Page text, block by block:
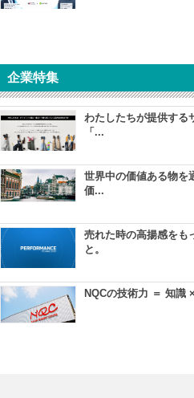
企業特集
わたしたちが提供する
「...
世界中の価値ある物を
価...
売れた時の高揚感をも
と。
NQCの技術力 ＝ 知識